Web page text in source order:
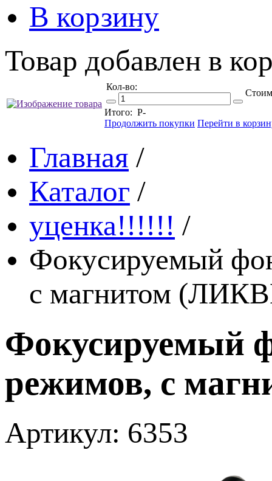
В корзину
Товар добавлен в
Кол-во:
Итого: Р-
Продолжить покупки Перейти в
Главная /
Каталог /
уценка!!!!!! /
Фокусируемый
с магнитом
Фокусируемый
режимов, с
Артикул: 6353